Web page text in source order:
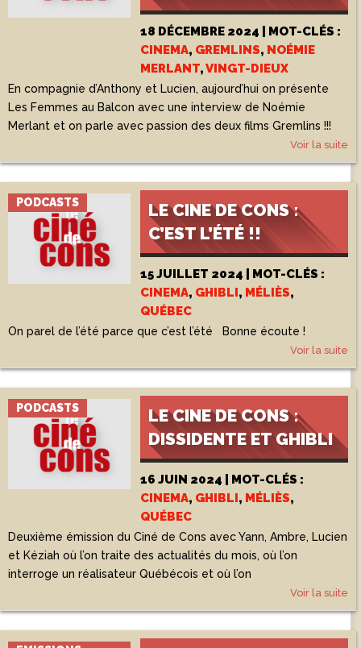
18 DÉCEMBRE 2024 | MOT-CLÉS :
CINEMA, GREMLINS, NOÉMIE
MERLANT,VINGT-DIEUX
En compagnie d’Anthony et Lucien, aujourd’hui on présente
Les Femmes au Balcon avec une interview de Noémie
Merlant et on parle avec passion des deux films Gremlins !!!
Voir la suite
PODCASTS
LE CINE DE CONS :
C’EST L’ÉTÉ !!
15 JUILLET 2024 | MOT-CLÉS :
CINEMA, GHIBLI, MÉLIÈS,
QUÉBEC
On parel de l’été parce que c’est l’été Bonne écoute !
Voir la suite
PODCASTS
LE CINE DE CONS :
DISSIDENTE ET GHIBLI
16 JUIN 2024 | MOT-CLÉS :
CINEMA, GHIBLI, MÉLIÈS,
QUÉBEC
Deuxième émission du Ciné de Cons avec Yann, Ambre, Lucien
et Kéziah où l’on traite des actualités du mois, où l’on
interroge un réalisateur Québécois et où l’on
Voir la suite